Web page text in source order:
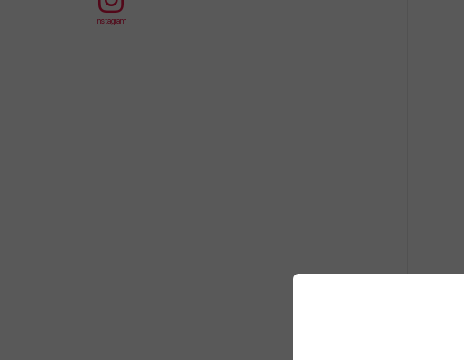
Instagram